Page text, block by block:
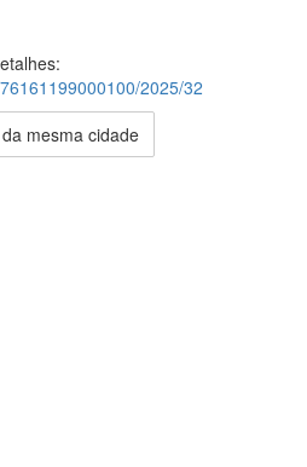
2025/32
mesma cidade